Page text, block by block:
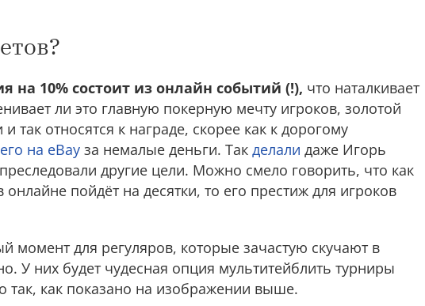
10% состоит из онлайн событий (!), что наталкивает
ли это главную покерную мечту игроков, золотой
так относятся к награде, скорее как к дорогому
на eBay за немалые дeньги. Так делали даже Игорь
другие цели. Можно смело говорить, что как
пойдёт на десятки, то его престиж для игроков
момент для регуляров, которые зачастую скучают в
У них будет чудесная опция мультитейблить турниры
так, как показано на изображении выше.